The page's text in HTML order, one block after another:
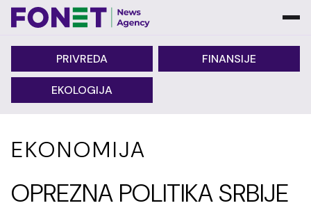
PRIVREDA FINANSIJE
EKOLOGIJA
EKONOMIJA
OPREZNA POLITIKA SRBIJE